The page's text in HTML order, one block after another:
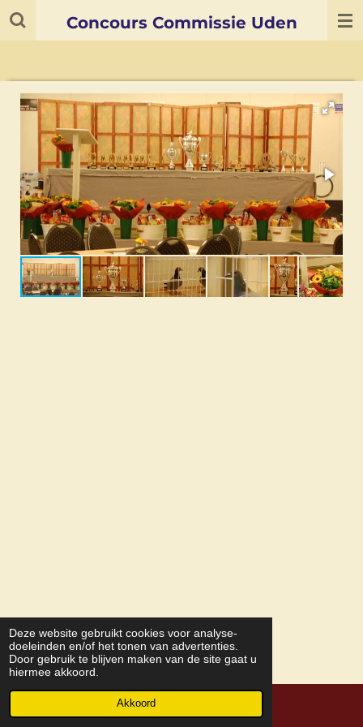
Deze website gebruikt cookies voor analyse-
doeleinden en/of het tonen van advertenties.
Door gebruik te blijven maken van de site gaat u
hiermee akkoord.
Akkoord
Ga
hoofdinhoud
Concours Commissie Uden
© 2018 - 2026 Concours Commissie Uden